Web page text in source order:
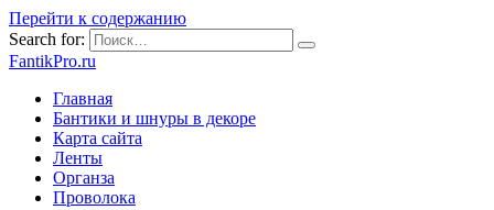
Перейти к содержанию
Search for:
FantikPro.ru
Главная
Бантики и шнуры в декоре
Карта сайта
Ленты
Органза
Проволока